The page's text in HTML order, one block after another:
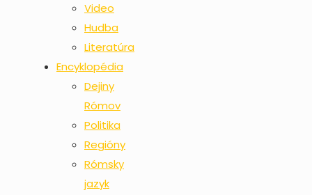
Video
Hudba
Literatúra
Encyklopédia
Dejiny
Rómov
Politika
Regióny
Rómsky
jazyk